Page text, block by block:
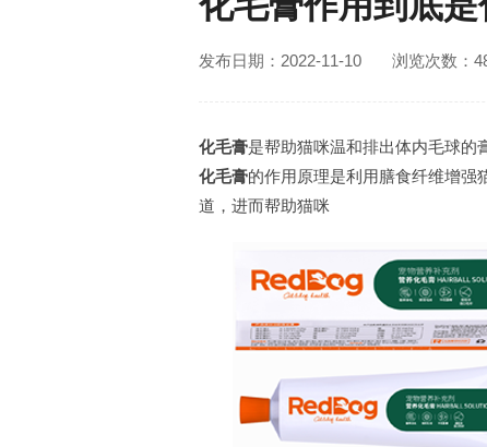
发布日期：2022-11-10 浏览次数：
化毛膏是帮助猫咪温和排出体内毛球的
化毛膏的作用原理是利用膳食纤维增强
道，进而帮助猫咪